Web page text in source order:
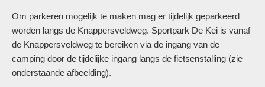
Om parkeren mogelijk te maken mag er tijdelijk geparkeerd
worden langs de Knappersveldweg. Sportpark De Kei is vanaf
de Knappersveldweg te bereiken via de ingang van de
camping door de tijdelijke ingang langs de fietsenstalling (zie
onderstaande afbeelding).